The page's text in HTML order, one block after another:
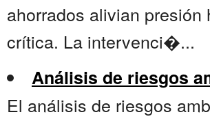
ahorrados alivian presión
crítica. La intervenci�...
Análisis de riesgos
El análisis de riesgos